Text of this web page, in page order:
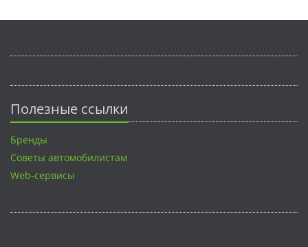
Полезные ссылки
Бренды
Советы автомобилистам
Web-сервисы